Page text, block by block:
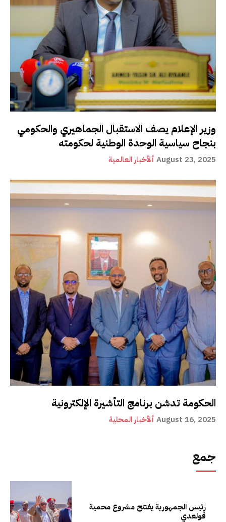
وزير الإعلام يصف الاستقبال الجماهيري والحكومي
بنجاح سياسية الوحدة الوطنية لحكومته
ألأخبار العالمية August 23, 2025
الحكومة تدشن برنامج التأشيرة الإلكترونية
ألأخبار المحلية August 16, 2025
جمع
رئيس الجمهورية يفتتح مشروع محمية
قولعدي